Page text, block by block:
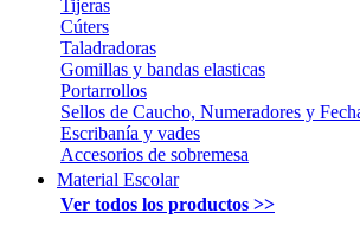
Tijeras
Cúters
Taladradoras
Gomillas y bandas elasticas
Portarrollos
Sellos de Caucho, Numeradores y
Escribanía y vades
Accesorios de sobremesa
Material Escolar
Ver todos los productos >>